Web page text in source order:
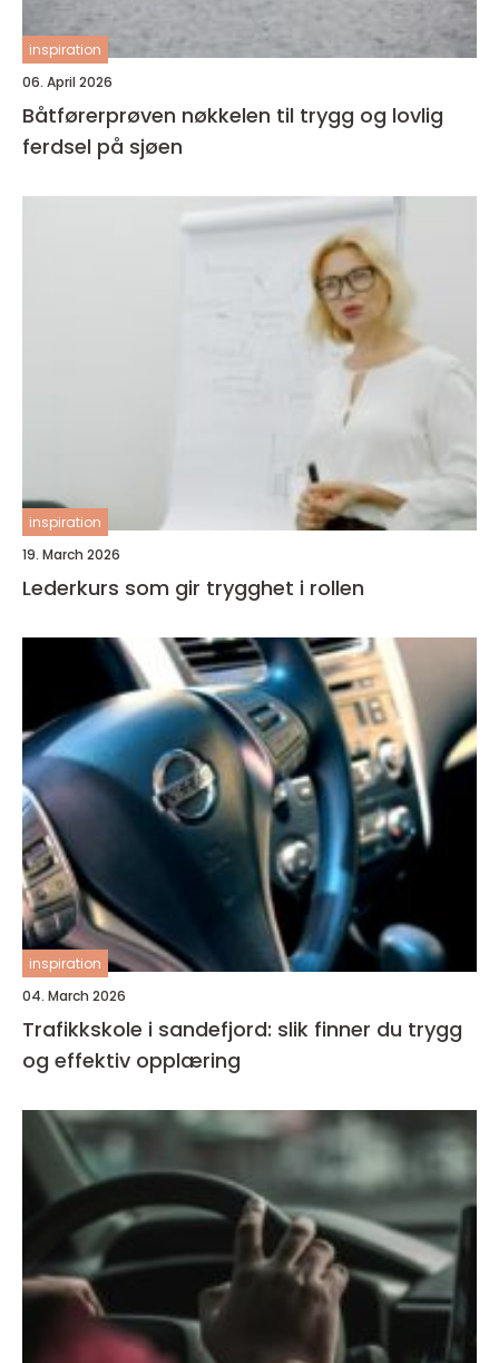
inspiration
06. April 2026
Båtførerprøven nøkkelen til trygg og lovlig
ferdsel på sjøen
inspiration
19. March 2026
Lederkurs som gir trygghet i rollen
inspiration
04. March 2026
Trafikkskole i sandefjord: slik finner du trygg
og effektiv opplæring